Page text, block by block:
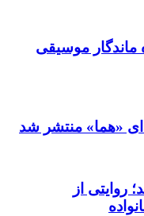
موسیقی
«هما» منتشر شد
روایتی از